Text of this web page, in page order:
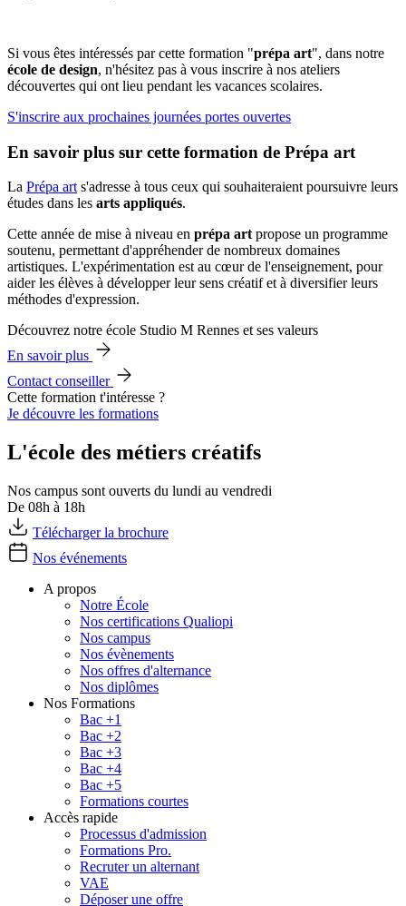
Si vous êtes intéressés par cette formation "prépa art", dans notre
école de design, n'hésitez pas à vous inscrire à nos ateliers
découvertes qui ont lieu pendant les vacances scolaires.
S'inscrire aux prochaines journées portes ouvertes
En savoir plus sur cette formation de Prépa art
La Prépa art s'adresse à tous ceux qui souhaiteraient poursuivre leurs
études dans les arts appliqués.
Cette année de mise à niveau en prépa art propose un programme
soutenu, permettant d'appréhender de nombreux domaines
artistiques. L'expérimentation est au cœur de l'enseignement, pour
aider les élèves à développer leur sens créatif et à diversifier leurs
méthodes d'expression.
Découvrez notre école Studio M Rennes et ses valeurs
En savoir plus
Contact conseiller
Cette formation t'intéresse ?
Je découvre les formations
L'école des métiers créatifs
Nos campus sont ouverts du lundi au vendredi
De 08h à 18h
Télécharger la brochure
Nos événements
A propos
Notre École
Nos certifications Qualiopi
Nos campus
Nos évènements
Nos offres d'alternance
Nos diplômes
Nos Formations
Bac +1
Bac +2
Bac +3
Bac +4
Bac +5
Formations courtes
Accès rapide
Processus d'admission
Formations Pro.
Recruter un alternant
VAE
Déposer une offre